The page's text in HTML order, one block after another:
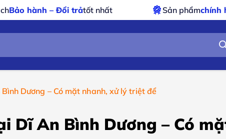
nhất Sản phẩmchính hãng – xuất VATđầy đủ
Dương – Có mặt nhanh, xử lý triệt để
Dĩ An Bình Dương – Có